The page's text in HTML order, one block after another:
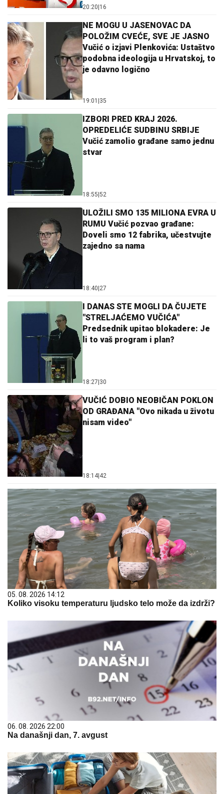
20:20 16
NE MOGU U JASENOVAC DA
POLOŽIM CVEĆE, SVE JE JASNO
Vučić o izjavi Plenkovića: Ustaštvo
podobna ideologija u Hrvatskoj, to
je odavno logično
19:01 35
IZBORI PRED KRAJ 2026.
OPREDELIĆE SUDBINU SRBIJE
Vučić zamolio građane samo jednu
stvar
18:55 52
ULOŽILI SMO 135 MILIONA EVRA U
RUMU Vučić pozvao građane:
Doveli smo 12 fabrika, učestvujte
zajedno sa nama
18:40 27
I DANAS STE MOGLI DA ČUJETE
"STRELJAĆEMO VUČIĆA"
Predsednik upitao blokadere: Je
li to vaš program i plan?
18:27 30
VUČIĆ DOBIO NEOBIČAN POKLON
OD GRAĐANA "Ovo nikada u životu
nisam video"
18:14 42
05. 08. 2026 14:12
Koliko visoku temperaturu ljudsko telo može da izdrži?
06. 08. 2026 22:00
Na današnji dan, 7. avgust